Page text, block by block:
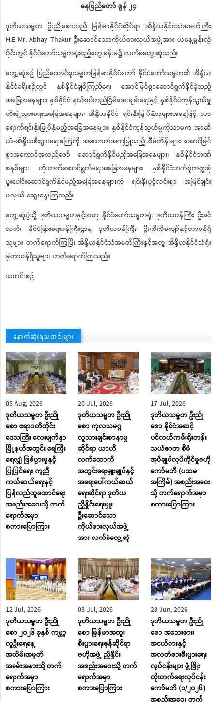
နေပြည်တော် ဇွန် ၂၄
ဒုတိယသမ္မတ ဦးညိုစောသည် မြန်မာနိုင်ငံဆိုင်ရာ အိန္ဒိယနိုင်ငံသံအမတ်ကြီး
H.E Mr. Abhay Thakur ဦးဆောင်သောကိုယ်စားလှယ်အဖွဲ့အား ယနေ့မွန်းလွဲ
ပိုင်းတွင် နိုင်ငံတော်သမ္မတရုံးဧည့်တွေ့ခန်းမ၌ လက်ခံတွေ့ဆုံသည်။
တွေ့ဆုံစဉ် ပြည်ထောင်စုသမ္မတမြန်မာနိုင်ငံတော် နိုင်ငံတော်သမ္မတ၏ အိန္ဒိယ
နိုင်ငံခရီးစဉ်တွင် နှစ်နိုင်ငံချစ်ကြည်ရေး အောင်မြင်စွာဆောင်ရွက်နိုင်ခဲ့သည့်
အခြေအနေများ၊ နှစ်နိုင်ငံ နယ်စပ်တည်ငြိမ်အေးချမ်းရေးနှင့် နှစ်နိုင်ငံကုန်သွယ်မှု
တိုးချဲ့သွားရေးအခြေအနေများ၊ အိန္ဒိယနိုင်ငံ ရင်းနှီးမြှုပ်နှံသူများအနေဖြင့် လာ
ရောက်ရင်းနှီးမြှုပ်နှံမည့်အခြေအနေများ၊ နှစ်နိုင်ငံကုန်သွယ်မှုကိုသာမက အာဆီ
ယံ-အိန္ဒိယစီးပွားရေးစင်္ကြံကို အထောက်အကူပြုသည့် စီမံကိန်းများ အောင်မြင်
စွာအကောင်အထည်ဖော် ဆောင်ရွက်နိုင်မည့်အခြေအနေများ၊ နှစ်နိုင်ငံဘဏ်
စနစ်များ တိုးတက်ဆောင်ရွက်ရေးအခြေအနေများ၊ နှစ်နိုင်ငံဘက်စုံကဏ္ဍစုံ
ပူးပေါင်းဆောင်ရွက်နိုင်မည့်အခြေအနေများကို ရင်းနှီးပွင့်လင်းစွာ အမြင်ချင်း
ဖလှယ် ဆွေးနွေးကြသည်။
တွေ့ဆုံပွဲသို့ ဒုတိယသမ္မတနှင့်အတူ နိုင်ငံတော်သမ္မတရုံး ဒုတိယဝန်ကြီး ဦးခင်
လတ်၊ နိုင်ငံခြားရေးဝန်ကြီးဌာန ဒုတိယဝန်ကြီး ဦးကိုကိုကျော်နှင့်တာဝန်ရှိ
သူများ တက်ရောက်ကြပြီး အိန္ဒိယနိုင်ငံသံအမတ်ကြီးနှင့်အတူ အိန္ဒိယနိုင်ငံသံရုံး
မှတာဝန်ရှိသူများ တက်ရောက်ကြသည်။
သတင်းစဉ်
နောက်ဆုံးရသတင်းများ
05 Aug, 2026
ဒုတိယသမ္မတ ဦးညို
စော ဧရာဝတီတိုင်း
ဒေသကြီး လေးမျက်နှာ
မြို့နယ်အတွင်း ရေကြီး
ရေလျှံ ဖြစ်ပွားမှုနှင့်
ပြုပြင်ရေး၊ ကူညီ
ကယ်ဆယ်ရေးနှင့်
ပြန်လည်ထူထောင်ရေး
အစည်းအဝေးသို့ တက်
ရောက်အမှာ
စကားပြောကြား
20 Jul, 2026
ဒုတိယသမ္မတ ဦးညို
စော ကုလသမဂ္ဂ
လူသားချင်းစာနာမှု
ဆိုင်ရာ ယာယီ
လက်ထောက်
အတွင်းရေးမှူးချုပ်နှင့်
အရေးပေါ်ကယ်ဆယ်
ရေးဆိုင်ရာ ဒုတိယ
ညှိနှိုင်းရေးမှူး
ဦးဆောင်သော
ကိုယ်စားလှယ်အဖွဲ့
အား လက်ခံတွေ့ဆုံ
17 Jul, 2026
ဒုတိယသမ္မတ ဦးညို
စော နိုင်ငံအဆင့်
ပင်လယ်ကမ်းရိုးတန်း
သယံဇာတ စီမံ
အုပ်ချုပ်လုပ်ကိုင်မှုဗဟို
ကော်မတီ (ပထမ
အကြိမ်) အစည်းအဝေး
သို့ တက်ရောက်အမှာ
စကားပြောကြား
12 Jul, 2026
ဒုတိယသမ္မတ ဦးညို
စော ၂၀၂၆ ခုနှစ် ကမ္ဘာ့
လူဦးရေနေ့
အထိမ်းအမှတ်
အခမ်းအနားသို့ တက်
ရောက်အမှာ
စကားပြောကြား
03 Jul, 2026
ဒုတိယသမ္မတ ဦးညို
စော မြန်မာအထူး
စီးပွားရေးဇုန်ဆိုင်ရာ
ဗဟိုအဖွဲ့ ညှိနှိုင်း
အစည်းအဝေးသို့ တက်
ရောက်အမှာ
စကားပြောကြား
28 Jun, 2026
ဒုတိယသမ္မတ ဦးညို
စော အသေးစား၊
အငယ်စားနှင့်
အလတ်စားစီးပွားရေး
လုပ်ငန်းများ ဖွံ့ဖြိုး
တိုးတက်ရေးလုပ်ငန်း
ကော်မတီ (၁/၂၀၂၆)
အစည်းအဝေး တက်